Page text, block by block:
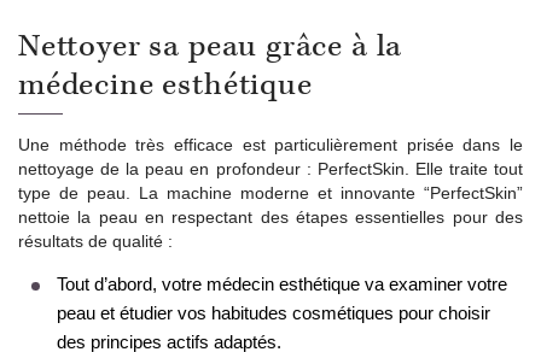
Nettoyer sa peau grâce à la
médecine esthétique
Une méthode très efficace est particulièrement prisée dans le
nettoyage de la peau en profondeur : PerfectSkin. Elle traite tout
type de peau. La machine moderne et innovante “PerfectSkin”
nettoie la peau en respectant des étapes essentielles pour des
résultats de qualité :
Tout d’abord, votre médecin esthétique va examiner votre
peau et étudier vos habitudes cosmétiques pour choisir
des principes actifs adaptés.